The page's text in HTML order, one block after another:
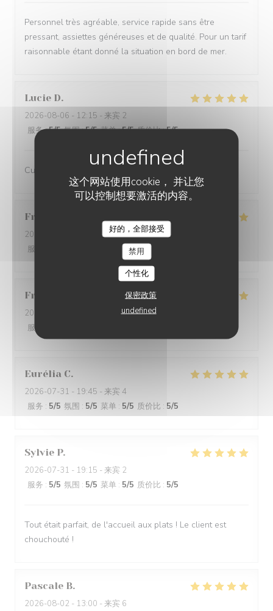
这个网站使用cookie， 并让您
可以控制想要激活的内容。
好的，全部接受
禁用
个性化
保密政策
undefined
Personnel très agréable, service rapide sans être
pressant, assiettes généreuses et de qualité. Pour un tarif
raisonnable étant donné la situation en bord de mer.
Lucie D
2026-08-06 - 12:15 - 来宾 2
服务:5/5 氛围:5/5 菜单:5/5 质价比:5/5
Cuisine de qualité, excellent service
Francis
2026-08-05
- 12:30 - 来宾 2
服务
5 /5 质价比
Francine
2026-08-01
- 19:30 - 来宾 4
服务
Eurélia C
2026-07-31 - 19:45 - 来宾 4
服务 : 5/5 氛围 : 5/5 菜单 : 5/5 质价比 : 5/5
Sylvie P
2026-07-31 - 19:15 - 来宾 2
服务 : 5/5 氛围 : 5/5 菜单 : 5/5 质价比 : 5/5
Tout était parfait, de l'accueil aux plats ! Le client est
chouchouté !
Pascale B
2026-08-02 - 13:00 - 来宾 6